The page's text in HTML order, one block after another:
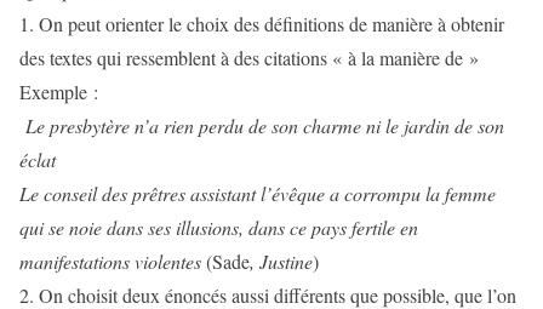
1. On peut orienter le choix des définitions de manière à obtenir
des textes qui ressemblent à des citations « à la manière de »
Exemple :
Le presbytère n’a rien perdu de son charme ni le jardin de son
éclat
Le conseil des prêtres assistant l’évêque a corrompu la femme
qui se noie dans ses illusions, dans ce pays fertile en
manifestations violentes(Sade, Justine)
2. On choisit deux énoncés aussi différents que possible, que l’on